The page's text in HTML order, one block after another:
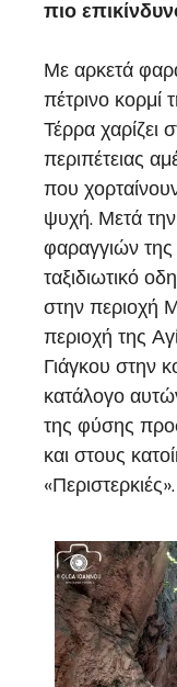
πιο
Με αρκετά
πέτρινο κορμί
Τέρρα χαρίζει
περιπέτειας
που
ψυχή. Μετά
φαραγγιών της
ταξιδιωτικό
στην περιοχή
περιοχή της
Γιάγκου στην
κατάλογο
της φύσης
και στους
«Περιστερκιές».